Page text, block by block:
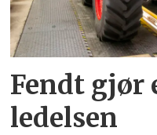
Fendt gjør
ledelsen